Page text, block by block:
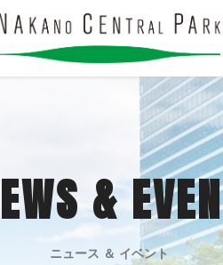
&
ニュース ＆ イベント